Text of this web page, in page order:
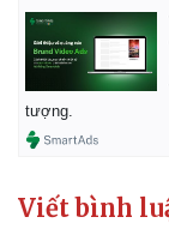
tượng.
Viết bình